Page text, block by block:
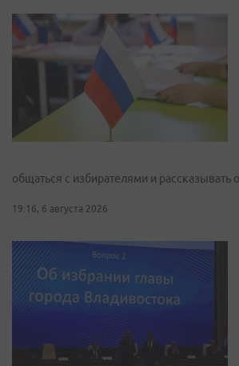
общаться с избирателями и рассказывать
19:16, 6 августа 2026